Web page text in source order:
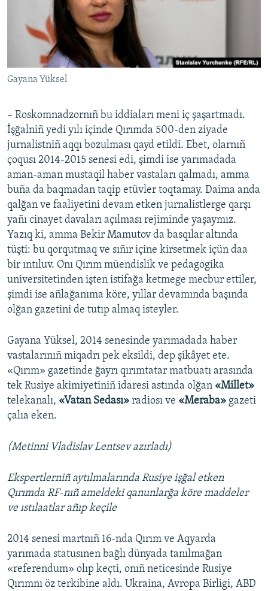
Gayana Yüksel
– Roskomnadzornıñ bu iddiaları meni iç şaşartmadı.
İşğalniñ yedi yılı içinde Qırımda 500-den ziyade
jurnalistniñ aqqı bozulması qayd etildi. Ebet, olarnıñ
çoqusı 2014-2015 senesi edi, şimdi ise yarımadada
aman-aman mustaqil haber vastaları qalmadı, amma
buña da baqmadan taqip etüvler toqtamay. Daima anda
qalğan ve faaliyetini devam etken jurnalistlerge qarşı
yañı cinayet davaları açılması rejiminde yaşaymız.
Yazıq ki, amma Bekir Mamutov da basqılar altında
tüşti: bu qorqutmaq ve sıñır içine kirsetmek içün daa
bir ıntıluv. Onı Qırım müendislik ve pedagogika
universitetinden işten istifağa ketmege mecbur ettiler,
şimdi ise añlağanıma köre, yıllar devamında başında
olğan gazetini de tutıp almaq isteyler.
Gayana Yüksel, 2014 senesinde yarımadada haber
vastalarınıñ miqadrı pek eksildi, dep şikâyet ete.
«Qırım» gazetinde ğayrı qırımtatar matbuatı arasında
tek Rusiye akimiyetiniñ idaresi astında olğan «Millet»
telekanalı, «Vatan Sedası» radiosı ve «Meraba» gazeti
çalıa eken. ​
(Metinni Vladislav Lentsev azırladı​)
Ekspertlerniñ aytılmalarında Rusiye işğal etken
Qırımda RF-nıñ​ ameldeki qanunlarğa köre maddeler
ve ıstılaatlar añıp keçile​
2014 senesi martnıñ 16-nda Qırım ve Aqyarda
yarımada statusınen bağlı dünyada tanılmağan
«referendum» olıp keçti, onıñ neticesinde Rusiye
Qırımnı öz terkibine aldı. Ukraina, Avropa Birligi, ABD